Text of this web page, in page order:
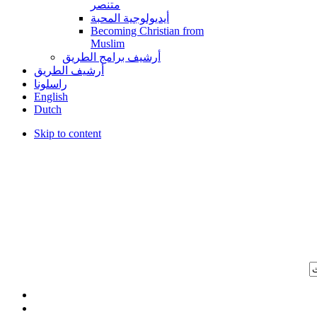
متنصر
أيديولوجية المحبة
Becoming Christian from
Muslim
أرشيف برامج الطريق
أرشيف الطريق
راسلونا
English
Dutch
Skip to content